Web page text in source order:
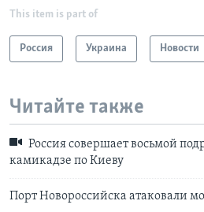
This item is part of
Россия Украина Новости
Читайте также
Россия совершает восьмой
камикадзе по Киеву
Порт Новороссийска атаковали